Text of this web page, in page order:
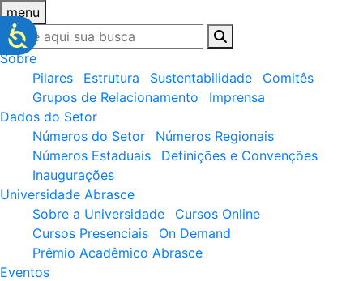
menu
Sobre
Pilares
Estrutura Sustentabilidade
Comitês
Grupos de Relacionamento
Imprensa
Dados do Setor
Números do Setor
Números Regionais
Números Estaduais
Definições e Convenções
Inaugurações
Universidade Abrasce
Sobre a Universidade
Cursos Online
Cursos Presenciais
On Demand
Prêmio Acadêmico Abrasce
Eventos